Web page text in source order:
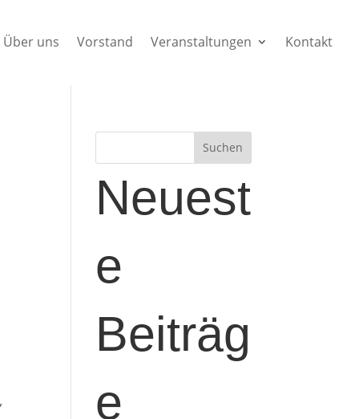
Über uns Vorstand Veranstaltungen Kontakt
Suchen
Neuest
e
Beiträg
e